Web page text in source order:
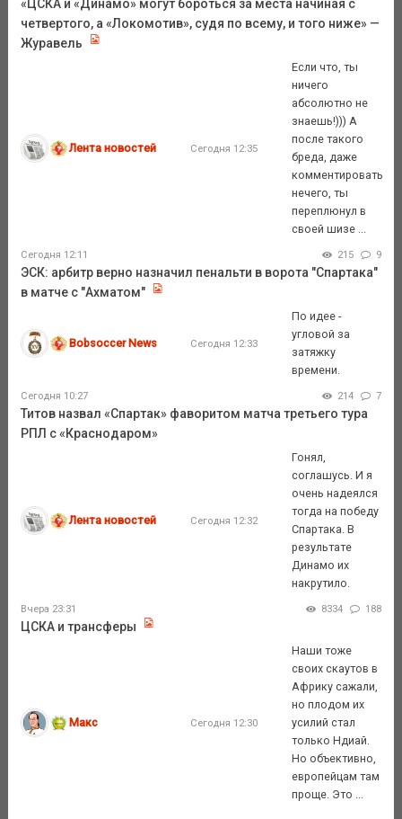
«ЦСКА и «Динамо» могут бороться за места начиная с
четвертого, а «Локомотив», судя по всему, и того ниже» —
Журавель
Лента новостей Сегодня 12:35
Если что, ты
ничего
абсолютно не
знаешь!))) А
после такого
бреда, даже
комментировать
нечего, ты
переплюнул в
своей шизе ...
Сегодня 12:11 215 9
ЭСК: арбитр верно назначил пенальти в ворота "Спартака"
в матче с "Ахматом"
Bobsoccer News Сегодня 12:33
По идее -
угловой за
затяжку
времени.
Сегодня 10:27 214 7
Титов назвал «Спартак» фаворитом матча третьего тура
РПЛ с «Краснодаром»
Лента новостей Сегодня 12:32
Гонял,
соглашусь. И я
очень надеялся
тогда на победу
Спартака. В
результате
Динамо их
накрутило.
Вчера 23:31 8334 188
ЦСКА и трансферы
Макс Сегодня 12:30
Наши тоже
своих скаутов в
Африку сажали,
но плодом их
усилий стал
только Ндиай.
Но объективно,
европейцам там
проще. Это ...